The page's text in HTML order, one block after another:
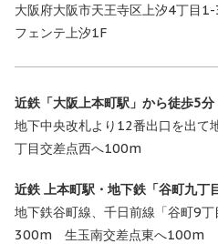
大阪府大阪市天王寺区上汐4丁目
フェンテ上汐1F
近鉄「大阪上本町駅」から徒歩5分
地下中央改札より12番出口を出
丁目交差点西へ100m
近鉄 上本町駅・地下鉄「谷町九丁
地下鉄谷町線、千日前線「谷町9
300m 生玉南交差点東へ100m